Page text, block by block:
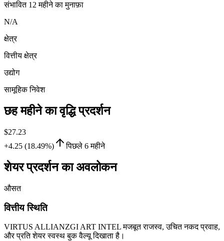
संभावित 12 महीने का मुनाफ़ा
N/A
क्षेत्र
वित्तीय क्षेत्र
उद्योग
सामूहिक निवेश
छह महीने का वृद्धि प्रदर्शन
$27.23
+4.25 (18.49%)
पिछले 6 महीने
शेयर प्रदर्शन का अवलोकन
औसत
वित्तीय स्थिति
VIRTUS ALLIANZGI ART INTEL मजबूत राजस्व, उचित नकद प्रवाह,
और प्रति शेयर स्वस्थ बुक वैल्यू दिखाता है।